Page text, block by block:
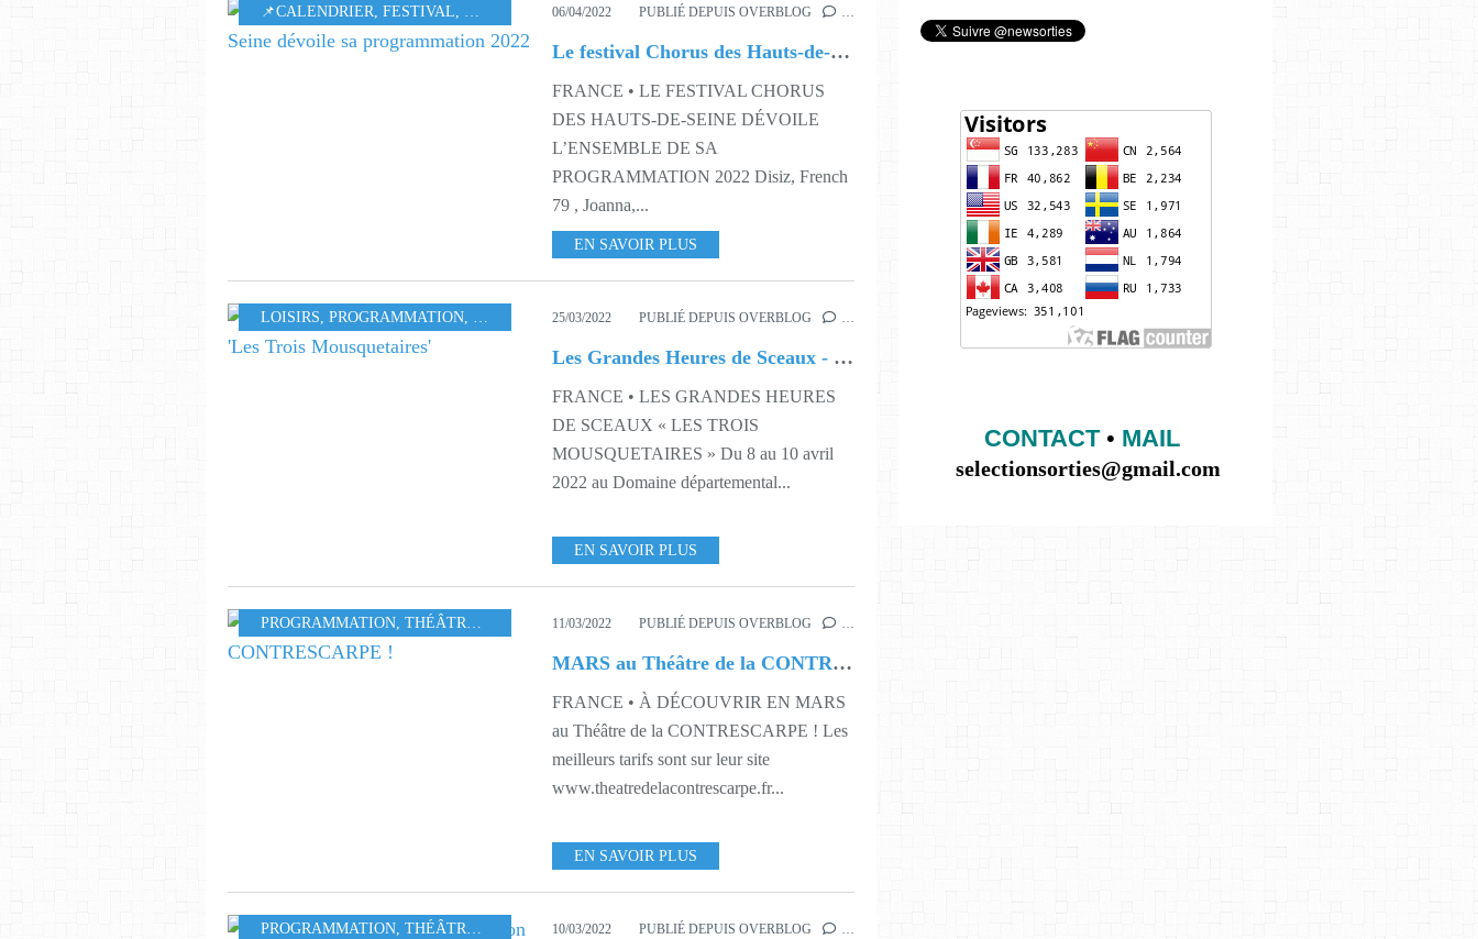
📌CALENDRIER, FESTIVAL, MUSIQUE PROGRAMMATION, S14
06/04/2022 PUBLIÉ DEPUIS OVERBLOG …
Le festival Chorus des Hauts-de-Seine dévoile sa programmation 2022
FRANCE • LE FESTIVAL CHORUS
DES HAUTS-DE-SEINE DÉVOILE
L’ENSEMBLE DE SA
PROGRAMMATION 2022 Disiz, French
79 , Joanna,...
EN SAVOIR PLUS
LOISIRS, PROGRAMMATION, SORTIES S12,S14
25/03/2022 PUBLIÉ DEPUIS OVERBLOG …
Les Grandes Heures de Sceaux - 'Les Trois Mousquetaires'
FRANCE • LES GRANDES HEURES
DE SCEAUX « LES TROIS
MOUSQUETAIRES » Du 8 au 10 avril
2022 au Domaine départemental...
EN SAVOIR PLUS
PROGRAMMATION, THÉÂTRE , S11,S12,S13
11/03/2022 PUBLIÉ DEPUIS OVERBLOG …
MARS au Théâtre de la CONTRESCARPE !
FRANCE • À DÉCOUVRIR EN MARS
au Théâtre de la CONTRESCARPE ! Les
meilleurs tarifs sont sur leur site
www.theatredelacontrescarpe.fr...
EN SAVOIR PLUS
PROGRAMMATION, THÉÂTRE , S10 S11,S12,S13 ,S14,S15,S16,S17,S18,S19, S20
10/03/2022 PUBLIÉ DEPUIS OVERBLOG …
CONTACT• MAIL
selectionsorties@gmail.com